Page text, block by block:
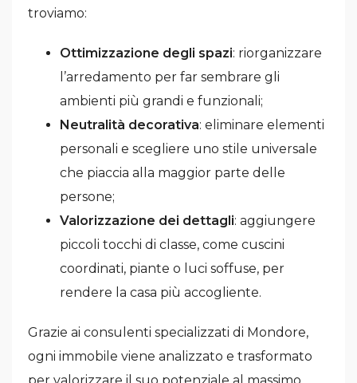
troviamo:
Ottimizzazione degli spazi: riorganizzare
l’arredamento per far sembrare gli
ambienti più grandi e funzionali;
Neutralità decorativa: eliminare elementi
personali e scegliere uno stile universale
che piaccia alla maggior parte delle
persone;
Valorizzazione dei dettagli: aggiungere
piccoli tocchi di classe, come cuscini
coordinati, piante o luci soffuse, per
rendere la casa più accogliente.
Grazie ai consulenti specializzati di Mondore,
ogni immobile viene analizzato e trasformato
per valorizzare il suo potenziale al massimo,